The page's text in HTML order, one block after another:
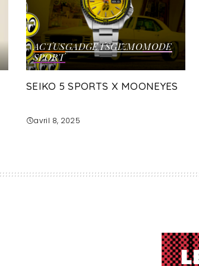
ACTUSGADGETSGIZMOMODE
SPORT
SEIKO 5 SPORTS X MOONEYES
avril 8, 2025